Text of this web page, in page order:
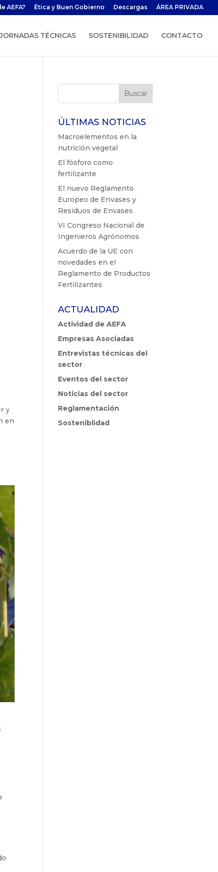
AEFA? Ética y Buen Gobierno Descargas ÁREA PRIVADA
JORNADAS TÉCNICAS SOSTENIBILIDAD CONTACTO
y
en
ÚLTIMAS NOTICIAS
Macroelementos en la
nutrición vegetal
El fósforo como
fertilizante
El nuevo Reglamento
Europeo de Envases y
Residuos de Envases
VI Congreso Nacional de
Ingenieros Agrónomos
Acuerdo de la UE con
novedades en el
Reglamento de Productos
Fertilizantes
ACTUALIDAD
Actividad de AEFA
Empresas Asociadas
Entrevistas técnicas del
sector
Eventos del sector
Noticias del sector
Reglamentación
Sosteniblidad